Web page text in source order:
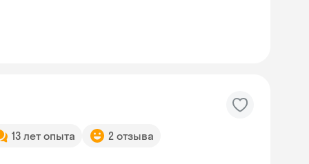
13 лет опыта 2 отзыва